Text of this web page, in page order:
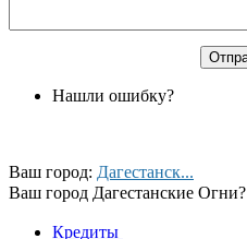
Нашли ошибку?
Ваш город: Дагестанск...
Ваш город Дагестанские Огни?
Кредиты